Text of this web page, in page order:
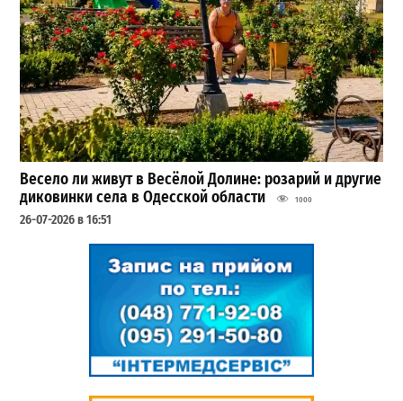
Весело ли живут в Весёлой Долине: розарий и другие
диковинки села в Одесской области
1000
26-07-2026 в 16:51